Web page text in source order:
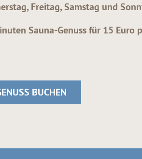
Freitag, Samstag und
Sauna-Genuss für 15 Euro
BUCHEN